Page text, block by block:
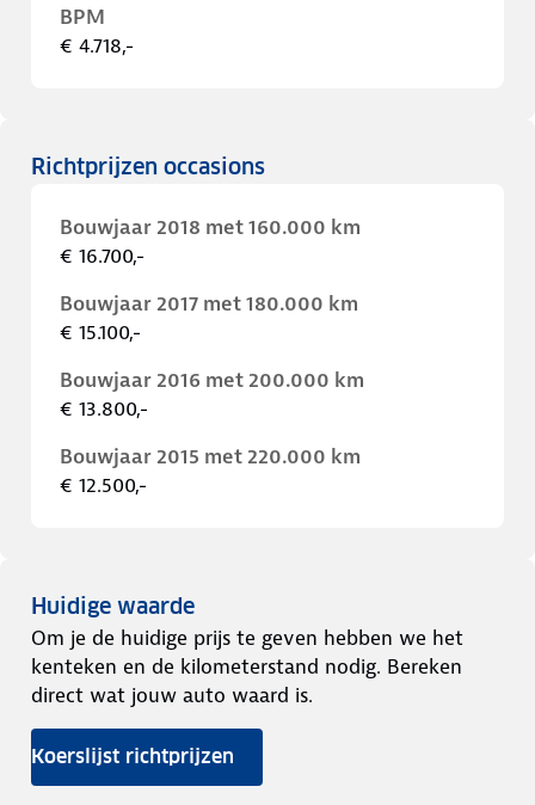
BPM
€ 4.718,-
Richtprijzen occasions
Bouwjaar 2018 met 160.000 km
€ 16.700,-
Bouwjaar 2017 met 180.000 km
€ 15.100,-
Bouwjaar 2016 met 200.000 km
€ 13.800,-
Bouwjaar 2015 met 220.000 km
€ 12.500,-
Huidige waarde
Om je de huidige prijs te geven hebben we het
kenteken en de kilometerstand nodig. Bereken
direct wat jouw auto waard is.
Koerslijst richtprijzen